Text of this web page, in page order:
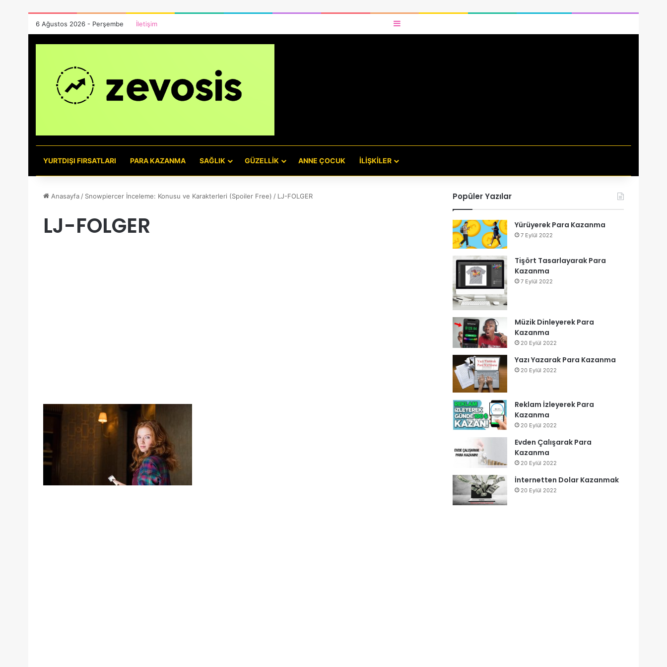
6 Ağustos 2026 - Perşembe İletişim Kenar Bölmesi
YURTDIŞI FIRSATLARI PARA KAZANMA SAĞLIK GÜZELLIK ANNE ÇOCUK İLIŞKILER
Anasayfa / Snowpiercer İnceleme: Konusu ve Karakterleri (Spoiler Free) / LJ-FOLGER
LJ-FOLGER
Popüler Yazılar
Yürüyerek Para Kazanma
7 Eylül 2022
Tişört Tasarlayarak Para
Kazanma
7 Eylül 2022
Müzik Dinleyerek Para
Kazanma
20 Eylül 2022
Yazı Yazarak Para Kazanma
20 Eylül 2022
Reklam İzleyerek Para
Kazanma
20 Eylül 2022
Evden Çalışarak Para
Kazanma
20 Eylül 2022
İnternetten Dolar Kazanmak
20 Eylül 2022